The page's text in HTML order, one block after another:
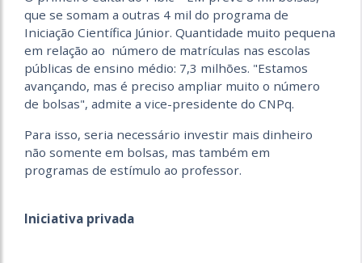
que se somam a outras 4 mil do programa de
Iniciação Científica Júnior. Quantidade muito pequena
em relação ao número de matrículas nas escolas
públicas de ensino médio: 7,3 milhões. "Estamos
avançando, mas é preciso ampliar muito o número
de bolsas", admite a vice-presidente do CNPq.
Para isso, seria necessário investir mais dinheiro
não somente em bolsas, mas também em
programas de estímulo ao professor.
Iniciativa privada